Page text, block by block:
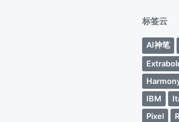
标签云
AI神笔
IBM
Pixel